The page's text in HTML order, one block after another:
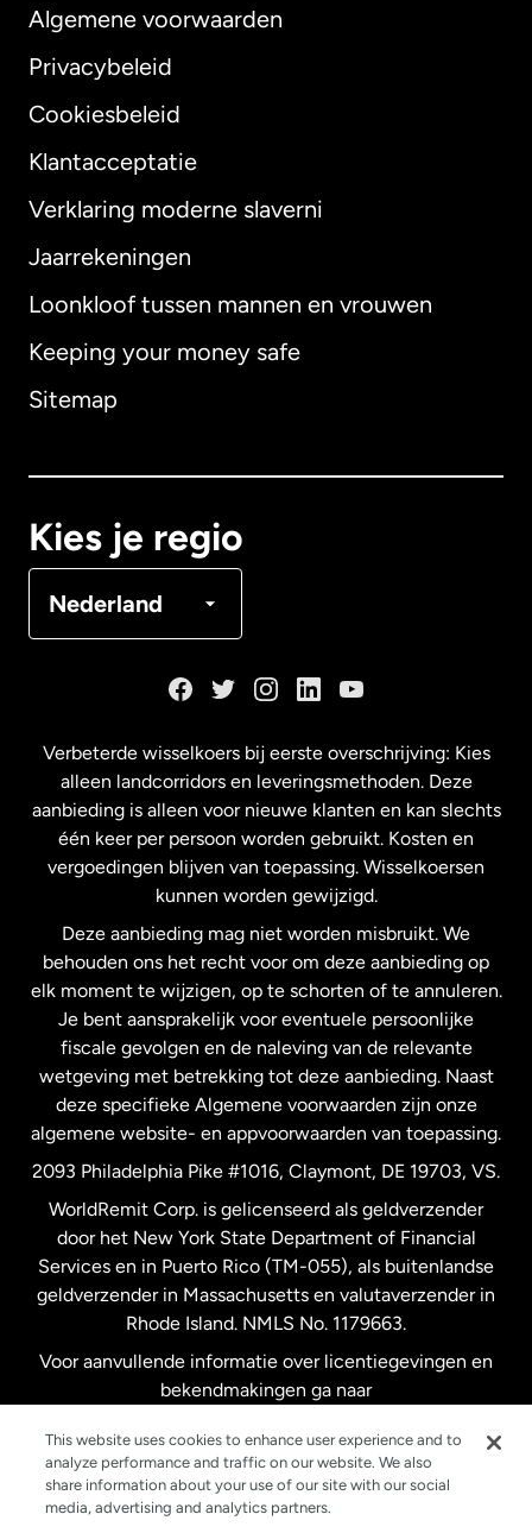
Algemene voorwaarden
Privacybeleid
Cookiesbeleid
Klantacceptatie
Verklaring moderne slaverni
Jaarrekeningen
Loonkloof tussen mannen en vrouwen
Keeping your money safe
Sitemap
Kies je regio
Nederland
Internationaal English
Australië
Maleisië
Nederland
Nieuw-Zeeland
Spanje
Verenigd Koninkrijk
Verenigde Staten English
Verenigde Staten Español
Zweden
Verbeterde wisselkoers bij eerste overschrijving: Kies
alleen landcorridors en leveringsmethoden. Deze
aanbieding is alleen voor nieuwe klanten en kan slechts
één keer per persoon worden gebruikt. Kosten en
vergoedingen blijven van toepassing. Wisselkoersen
kunnen worden gewijzigd.
Deze aanbieding mag niet worden misbruikt. We
behouden ons het recht voor om deze aanbieding op
elk moment te wijzigen, op te schorten of te annuleren.
Je bent aansprakelijk voor eventuele persoonlijke
fiscale gevolgen en de naleving van de relevante
wetgeving met betrekking tot deze aanbieding. Naast
deze specifieke Algemene voorwaarden zijn onze
algemene website- en appvoorwaarden van toepassing.
2093 Philadelphia Pike #1016, Claymont, DE 19703, VS.
WorldRemit Corp. is gelicenseerd als geldverzender
door het New York State Department of Financial
Services en in Puerto Rico (TM-055), als buitenlandse
geldverzender in Massachusetts en valutaverzender in
Rhode Island. NMLS No. 1179663.
Voor aanvullende informatie over licentiegevingen en
bekendmakingen ga naar
This website uses cookies to enhance user experience and to
analyze performance and traffic on our website. We also
share information about your use of our site with our social
media, advertising and analytics partners.